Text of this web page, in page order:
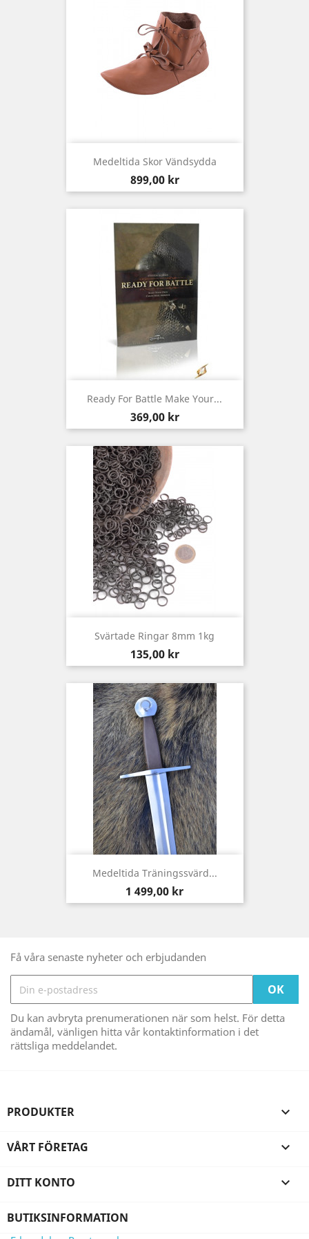
Medeltida Skor Vändsydda
Pris
899,00 kr
Ready For Battle Make Your...
Pris
369,00 kr
Svärtade Ringar 8mm 1kg
Pris
135,00 kr
Medeltida Träningssvärd...
Pris
1 499,00 kr
Få våra senaste nyheter och erbjudanden
Du kan avbryta prenumerationen när som helst. För detta
ändamål, vänligen hitta vår kontaktinformation i det
rättsliga meddelandet.
PRODUKTER 
VÅRT FÖRETAG 
DITT KONTO 
BUTIKSINFORMATION